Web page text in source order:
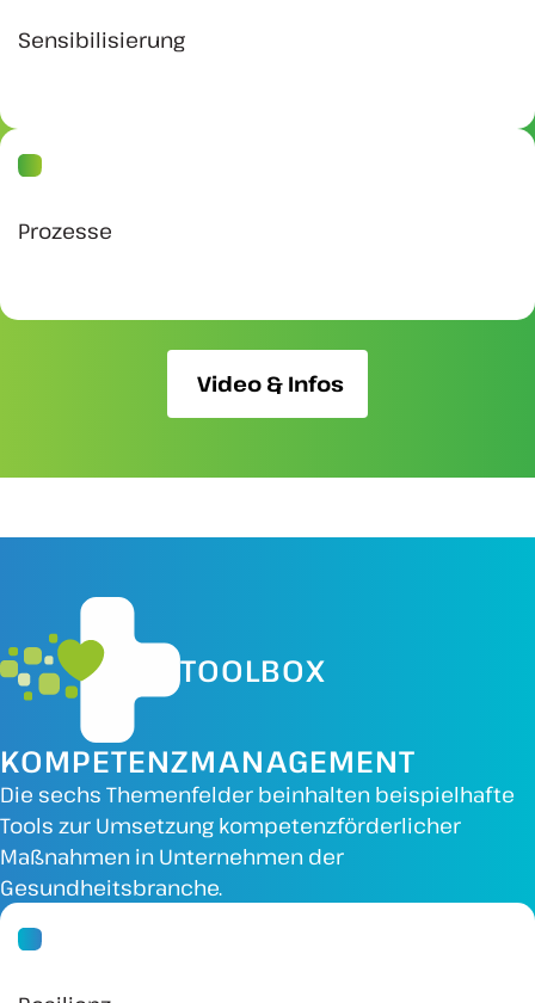
Sensibilisierung
Prozesse
Video & Infos
TOOLBOX
KOMPETENZMANAGEMENT
Die sechs Themenfelder beinhalten beispielhafte
Tools zur Umsetzung kompetenzförderlicher
Maßnahmen in Unternehmen der
Gesundheitsbranche.